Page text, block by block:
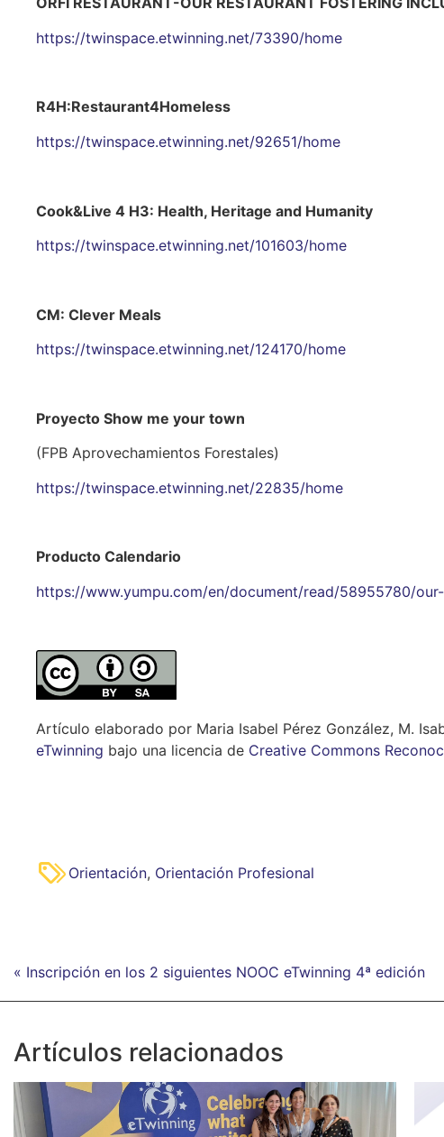
https://twinspace.etwinning.net/73390/home
R4H:Restaurant4Homeless
https://twinspace.etwinning.net/92651/home
Cook&Live 4 H3: Health, Heritage and Humanity
https://twinspace.etwinning.net/101603/home
CM: Clever Meals
https://twinspace.etwinning.net/124170/home
Proyecto Show me your town
(FPB Aprovechamientos Forestales)
https://twinspace.etwinning.net/22835/home
Producto Calendario
https://www.yumpu.com/en/document/read/58955780/
Artículo elaborado por Maria Isabel Pérez González, M.
eTwinning bajo una licencia de Creative Commons
Orientación, Orientación Profesional
« Inscripción en los 2 siguientes NOOC eTwinning 4ª edición
Artículos relacionados